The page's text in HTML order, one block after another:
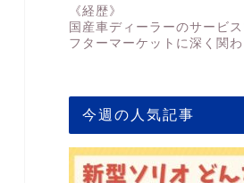
《経歴》
国産車ディーラーのサービ
フターマーケットに深く関
今週の人気記事